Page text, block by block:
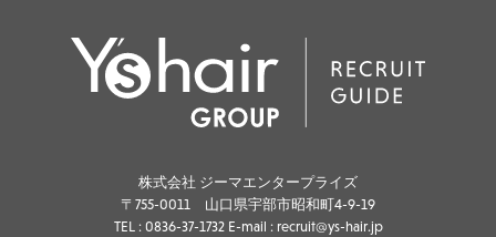
株式会社 ジーマエンタープライズ
〒755-0011 山口県宇部市昭和町4-9-19
TEL : 0836-37-1732E-mail : recruit@ys-hair.jp